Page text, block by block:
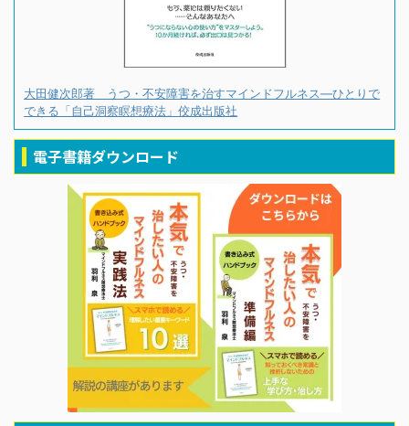
大田健次郎著 うつ・不安障害を治すマインドフルネス―ひとりで
できる「自己洞察瞑想療法」佼成出版社
電子書籍ダウンロード